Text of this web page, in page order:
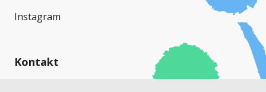
Instagram
Kontakt